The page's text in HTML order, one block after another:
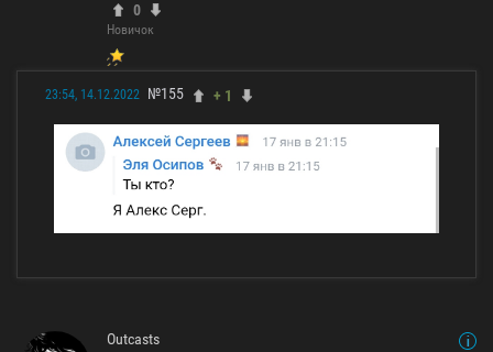
0
Новичок
23:54, 14.12.2022 №155 + 1
Outcasts